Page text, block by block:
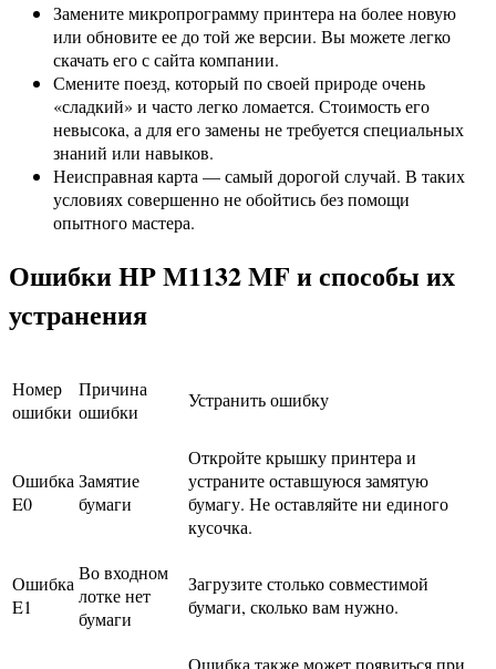
Замените микропрограмму принтера на более новую
или обновите ее до той же версии. Вы можете легко
скачать его с сайта компании.
Смените поезд, который по своей природе очень
«сладкий» и часто легко ломается. Стоимость его
невысока, а для его замены не требуется специальных
знаний или навыков.
Неисправная карта — самый дорогой случай. В таких
условиях совершенно не обойтись без помощи
опытного мастера.
Ошибки HP M1132 MF и способы их
устранения
Номер
ошибки
Причина
ошибки
Устранить ошибку
Ошибка
E0
Замятие
бумаги
Откройте крышку принтера и
устраните оставшуюся замятую
бумагу. Не оставляйте ни единого
кусочка.
Ошибка
E1
Во входном
лотке нет
бумаги
Загрузите столько совместимой
бумаги, сколько вам нужно.
Ошибка также может появиться при